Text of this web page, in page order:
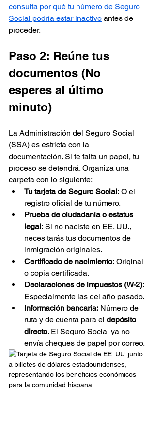
consulta por qué tu número de Seguro
Social podría estar inactivo antes de
proceder.
Paso 2: Reúne tus
documentos (No
esperes al último
minuto)
La Administración del Seguro Social
(SSA) es estricta con la
documentación. Si te falta un papel, tu
proceso se detendrá. Organiza una
carpeta con lo siguiente:
Tu tarjeta de Seguro Social: O el
registro oficial de tu número.
Prueba de ciudadanía o estatus
legal: Si no naciste en EE. UU.,
necesitarás tus documentos de
inmigración originales.
Certificado de nacimiento: Original
o copia certificada.
Declaraciones de impuestos (W-2):
Especialmente las del año pasado.
Información bancaria: Número de
ruta y de cuenta para el depósito
directo. El Seguro Social ya no
envía cheques de papel por correo.